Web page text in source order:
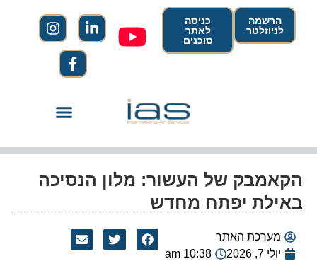
הרשמה
לניוזלטר
כניסה
לאתר
סוכנים
הקאמבק של העשור: מלון הנסיכה
באילת יפתח מחדש
מערכת האתר
יולי 7, 2026
10:38 am